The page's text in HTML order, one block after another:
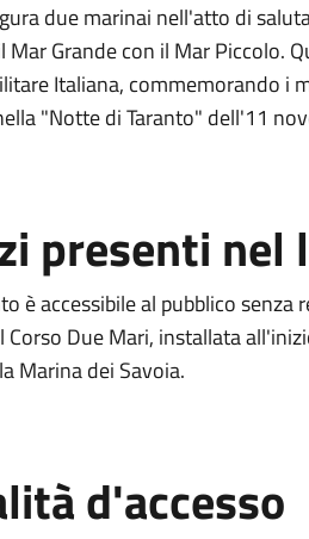
due marinai nell'atto di
Mar Grande con il Mar Piccolo.
Italiana, commemorando i
"Notte di Taranto" dell'11
presenti nel
è accessibile al pubblico
Corso Due Mari, installata
Marina dei Savoia.
d'accesso